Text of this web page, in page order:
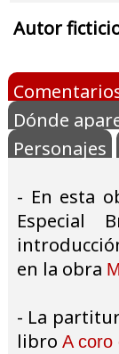
Autor
Dónde
Personajes
- En esta
Especial
en la obra
- La
libro A coro